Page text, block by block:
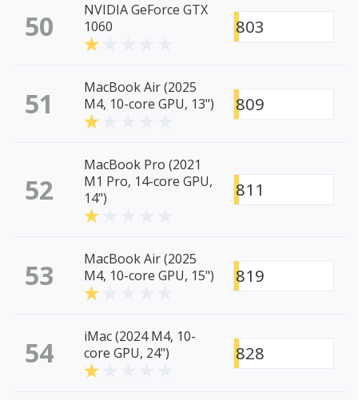
50
NVIDIA GeForce GTX
1060
803
51
MacBook Air (2025
M4, 10-core GPU, 13")
809
52
MacBook Pro (2021
M1 Pro, 14-core GPU,
14")
811
53
MacBook Air (2025
M4, 10-core GPU, 15")
819
54
iMac (2024 M4, 10-
core GPU, 24")
828